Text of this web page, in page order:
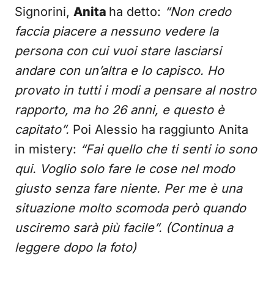
Signorini, Anita ha detto: “Non credo
faccia piacere a nessuno vedere la
persona con cui vuoi stare lasciarsi
andare con un’altra e lo capisco. Ho
provato in tutti i modi a pensare al nostro
rapporto, ma ho 26 anni, e questo è
capitato”. Poi Alessio ha raggiunto Anita
in mistery: “Fai quello che ti senti io sono
qui. Voglio solo fare le cose nel modo
giusto senza fare niente. Per me è una
situazione molto scomoda però quando
usciremo sarà più facile”. (Continua a
leggere dopo la foto)